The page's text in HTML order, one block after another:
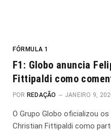
FÓRMULA 1
F1: Globo anuncia
Fittipaldi como
POR REDAÇÃO JANEIRO 9,
O Grupo Globo oficializou
Christian Fittipaldi como